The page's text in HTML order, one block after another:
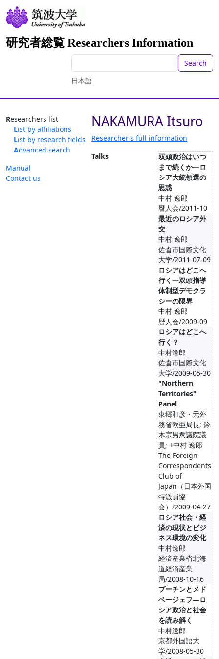
研究者総覧 Researchers Information
Search
日本語
Researchers list
List by affiliations
List by research fields
Advanced search
Manual
Contact us
NAKAMURA Itsuro
Researcher's full information
Talks
双頭政治はいつ
まで続くか―ロ
シア大統領選の
思惑
中村 逸郎
暦人会/2011-10
最近のロシア外
交
中村 逸郎
佐倉市国際文化
大学/2011-07-09
ロシアはどこへ
行く―双頭指導
体制型デモクラ
シーの限界
中村 逸郎
暦人会/2009-09
ロシアはどこへ
行く？
中村逸郎
佐倉市国際文化
大学/2009-05-30
"Northern
Territories"
Panel
東郷和彦・元外
務省欧亜局長; 鈴
木宗男衆議院議
員; +中村 逸郎
The Foreign
Correspondents'
Club of
Japan（日本外国
特派員協
会）/2009-04-27
ロシア社会・経
済の現状とビジ
ネス環境の変化
中村逸郎
経済産業省北海
道経済産業
局/2008-10-16
プーチンとメド
ベージェフ―ロ
シア政治と社会
を読み解く
中村逸郎
京都外国語大
学/2008-05-30